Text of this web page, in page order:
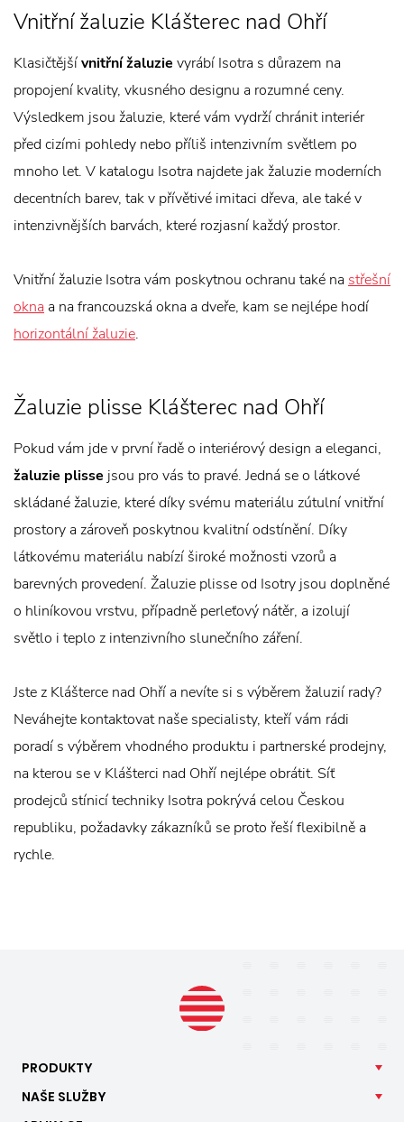
Vnitřní žaluzie Klášterec nad Ohří
Klasičtějšívnitřní žaluzie vyrábí Isotra s důrazem na
propojení kvality, vkusného designu a rozumné ceny.
Výsledkem jsou žaluzie, které vám vydrží chránit interiér
před cizími pohledy nebo příliš intenzivním světlem po
mnoho let. V katalogu Isotra najdete jak žaluzie moderních
decentních barev, tak v přívětivé imitaci dřeva, ale také v
intenzivnějších barvách, které rozjasní každý prostor.
Vnitřní žaluzie Isotra vám poskytnou ochranu také na střešní
okna a na francouzská okna a dveře, kam se nejlépe hodí
horizontální žaluzie.
Žaluzie plisse Klášterec nad Ohří
Pokud vám jde v první řadě o interiérový design a eleganci,
žaluzie plisse jsou pro vás to pravé. Jedná se o látkové
skládané žaluzie, které díky svému materiálu zútulní vnitřní
prostory a zároveň poskytnou kvalitní odstínění. Díky
látkovému materiálu nabízí široké možnosti vzorů a
barevných provedení. Žaluzie plisse od Isotry jsou doplněné
o hliníkovou vrstvu, případně perleťový nátěr, a izolují
světlo i teplo z intenzivního slunečního záření.
Jste z Klášterce nad Ohří a nevíte si s výběrem žaluzií rady?
Neváhejte kontaktovat naše specialisty, kteří vám rádi
poradí s výběrem vhodného produktu i partnerské prodejny,
na kterou se v Klášterci nad Ohří nejlépe obrátit. Síť
prodejců stínicí techniky Isotra pokrývá celou Českou
republiku, požadavky zákazníků se proto řeší flexibilně a
rychle.
PRODUKTY
NAŠE SLUŽBY